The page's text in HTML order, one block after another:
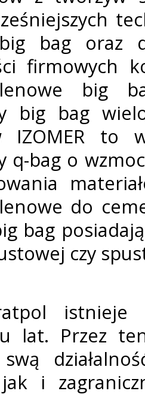
bag oraz
firmowych
big
big bag
IZOMER
q-bag o
do
bag
czy
lat. Przez
swą
i